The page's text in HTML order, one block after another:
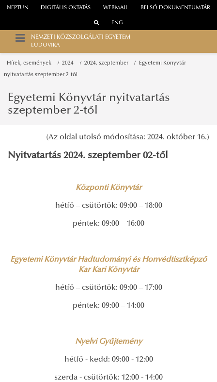
WEBMAIL
NEPTUN DIGITÁLIS OKTATÁS BELSŐ DOKUMENTUMTÁR
ENG
NEMZETI KÖZSZOLGÁLATI EGYETEM
LUDOVIKA
Hírek, események 2024 2024. szeptember Egyetemi Könyvtár
nyitvatartás szeptember 2-től
Egyetemi Könyvtár nyitvatartás
szeptember 2-től
(Az oldal utolsó módosítása: 2024. október 16.)
Nyitvatartás 2024. szeptember 02-től
Központi Könyvtár
hétfő – csütörtök: 09:00 – 18:00
péntek: 09:00 – 16:00
Egyetemi Könyvtár Hadtudományi és Honvédtisztképző
Kar Kari Könyvtár
hétfő – csütörtök: 09:00 – 17:00
péntek: 09:00 – 14:00
Nyelvi Gyűjtemény
hétfő - kedd: 09:00 - 12:00
szerda - csütörtök: 12:00 - 14:00